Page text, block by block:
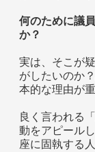
何のために議
か？
実は、そこが
がしたいのか
本的な理由が
良く言われる
動をアピール
座に固執する